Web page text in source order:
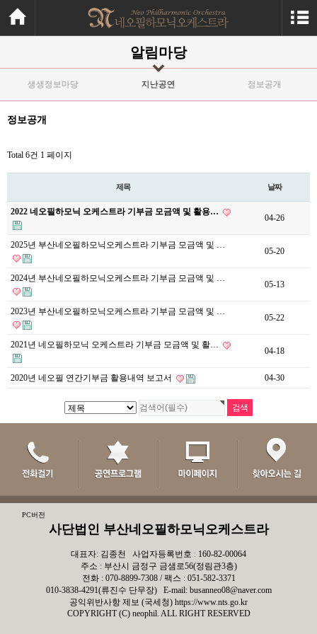
알림마당
생생정보마당 지난공연 정보공개
정보공개
Total 6건 1 페이지
제목 날짜
2022 네오필하모닉 오케스트라 기부금 모금액 및 활용…
04-26
2025년 부산네오필하모닉오케스트라 기부금 모금액 및 …
05-20
2024년 부산네오필하모닉오케스트라 기부금 모금액 및 …
05-13
2023년 부산네오필하모닉오케스트라 기부금 모금액 및 …
05-22
2021년 네오필하모닉 오케스트라 기부금 모금액 및 활…
04-18
2020년 네오필 연간기부금 활용내역 보고서 04-30
PC버전
사단법인 부산네오필하모닉오케스트라
대표자: 김종천 사업자등록번호 : 160-82-00064
주소 : 부산시 금정구 금샘로56(정림관3층)
전화 : 070-8899-7308 / 팩스 : 051-582-3371
010-3838-4291(류진수 단무장) E-mail: busanneo08@naver.com
공익위반사항 제보 (국세청) https://www.nts.go.kr
COPYRIGHT (C) neophil. ALL RIGHT RESERVED